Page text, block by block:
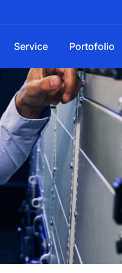
Service Portofolio